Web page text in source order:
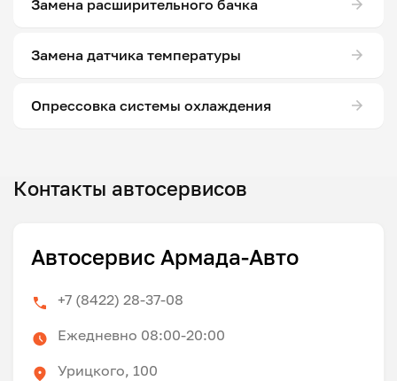
Замена расширительного бачка
Замена датчика температуры
Опрессовка системы охлаждения
Контакты автосервисов
Автосервис Армада-Авто
+7 (8422) 28-37-08
Ежедневно 08:00-20:00
Урицкого, 100